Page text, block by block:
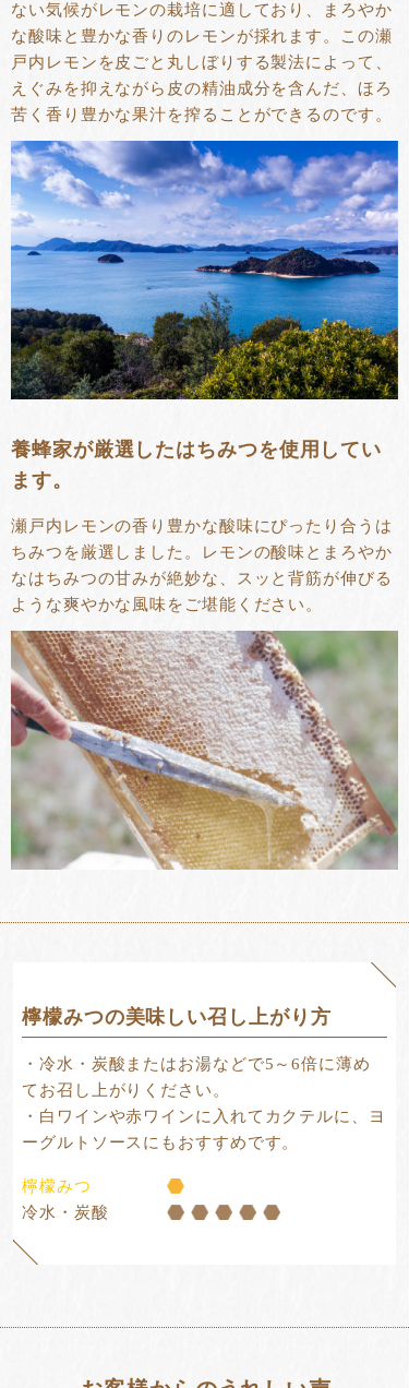
ない気候がレモンの栽培に適しており、まろやか
な酸味と豊かな香りのレモンが採れます。この瀬
戸内レモンを皮ごと丸しぼりする製法によって、
えぐみを抑えながら皮の精油成分を含んだ、ほろ
苦く香り豊かな果汁を搾ることができるのです。
養蜂家が厳選したはちみつを使用してい
ます。
瀬戸内レモンの香り豊かな酸味にぴったり合うは
ちみつを厳選しました。レモンの酸味とまろやか
なはちみつの甘みが絶妙な、スッと背筋が伸びる
ような爽やかな風味をご堪能ください。
檸檬みつの美味しい召し上がり方
・冷水・炭酸またはお湯などで5～6倍に薄め
てお召し上がりください。
・白ワインや赤ワインに入れてカクテルに、ヨ
ーグルトソースにもおすすめです。
檸檬みつ
冷水・炭酸